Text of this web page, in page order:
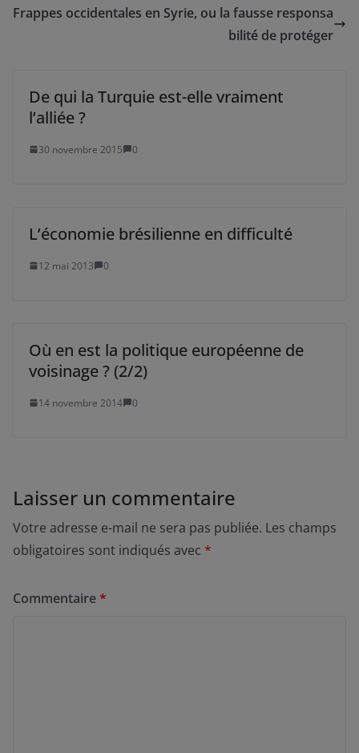
Frappes occidentales en Syrie, ou la fausse responsa
bilité de protéger
De qui la Turquie est-elle vraiment
l’alliée ?
30 novembre 2015 0
L’économie brésilienne en difficulté
12 mai 2013 0
Où en est la politique européenne de
voisinage ? (2/2)
14 novembre 2014 0
Laisser un commentaire
Votre adresse e-mail ne sera pas publiée. Les champs
obligatoires sont indiqués avec *
Commentaire*